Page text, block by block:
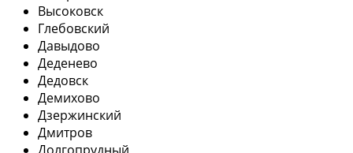
Высоковск
Глебовский
Давыдово
Деденево
Дедовск
Демихово
Дзержинский
Дмитров